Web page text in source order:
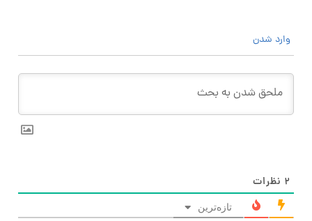
وارد شدن
۲ نظرات
تازه‌ترین